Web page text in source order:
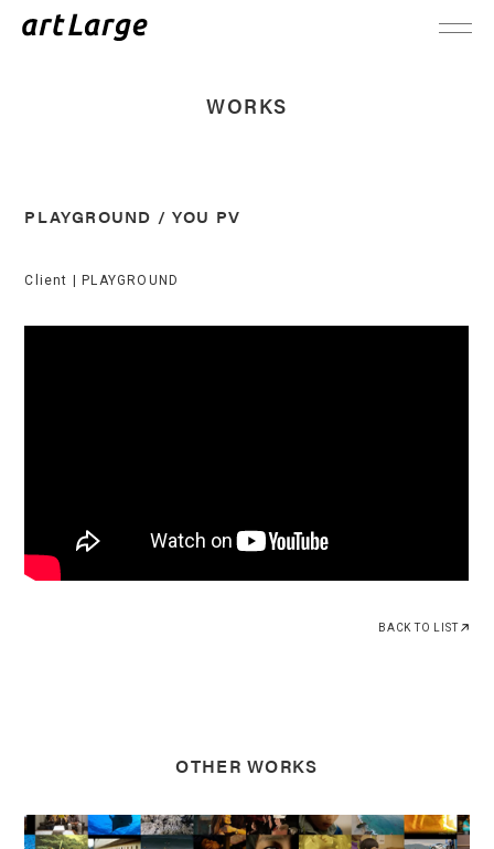
WORKS
PLAYGROUND / YOU PV
Client | PLAYGROUND
BACK TO LIST
OTHER WORKS